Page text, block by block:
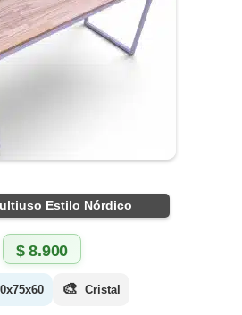
Estilo Nórdico
$8.900
🎨 Cristal